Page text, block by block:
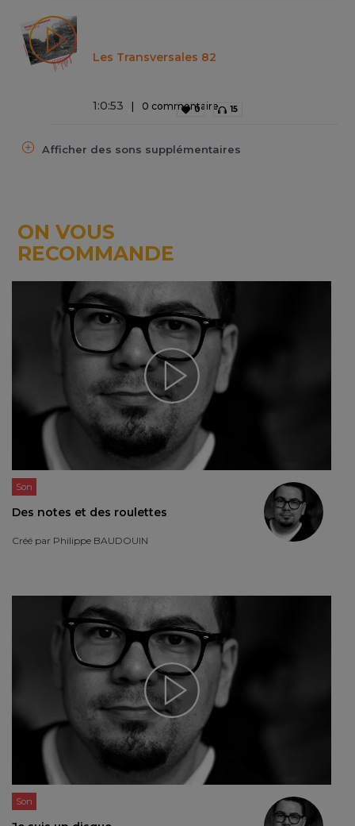
Les Transversales 82
1:0:53 0 commentaire
0 15
Afficher des sons supplémentaires
ON VOUS
RECOMMANDE
Son
Des notes et des roulettes
Créé par Philippe BAUDOUIN
Son